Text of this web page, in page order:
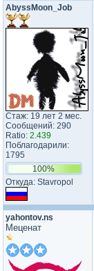
AbyssMoon_Job
Стаж: 19 лет 2 мес.
Сообщений: 290
Ratio: 2.439
Поблагодарили:
1795
100%
Откуда: Stavropol
yahontov.ns
Меценат